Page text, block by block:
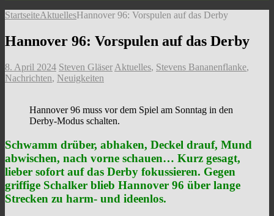
StartseiteAktuellesHannover 96: Vorspulen auf das Derby
Hannover 96: Vorspulen auf das Derby
8. April 2024 Steven Gläser Aktuelles, Stevens Bananenflanke,
Nachrichten, Neuigkeiten
Hannover 96 muss vor dem Spiel am Sonntag in den
Derby-Modus schalten.
Schwamm drüber, abhaken, Deckel drauf, Mund
abwischen, nach vorne schauen… Kurz gesagt,
lieber sofort auf das Derby fokussieren. Gegen
griffige Schalker blieb Hannover 96 über lange
Strecken zu harm- und ideenlos.